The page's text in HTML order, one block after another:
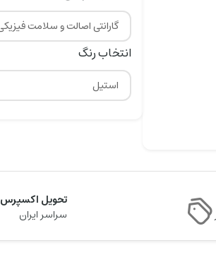
انتخاب رنگ
تحویل اکسپرس
سراسر ایران